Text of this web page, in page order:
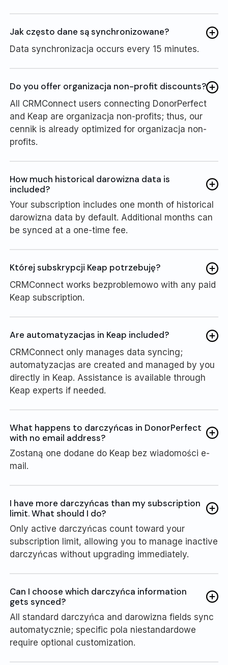
Jak często dane są synchronizowane?
Data synchronizacja occurs every 15 minutes.
Do you offer organizacja non-profit discounts?
All CRMConnect users connecting DonorPerfect
and Keap are organizacja non-profits; thus, our
cennik is already optimized for organizacja non-
profits.
How much historical darowizna data is
included?
Your subscription includes one month of historical
darowizna data by default. Additional months can
be synced at a one-time fee.
Której subskrypcji Keap potrzebuję?
CRMConnect works bezproblemowo with any paid
Keap subscription.
Are automatyzacjas in Keap included?
CRMConnect only manages data syncing;
automatyzacjas are created and managed by you
directly in Keap. Assistance is available through
Keap experts if needed.
What happens to darczyńcas in DonorPerfect
with no email address?
Zostaną one dodane do Keap bez wiadomości e-
mail.
I have more darczyńcas than my subscription
limit. What should I do?
Only active darczyńcas count toward your
subscription limit, allowing you to manage inactive
darczyńcas without upgrading immediately.
Can I choose which darczyńca information
gets synced?
All standard darczyńca and darowizna fields sync
automatycznie; specific pola niestandardowe
require optional customization.